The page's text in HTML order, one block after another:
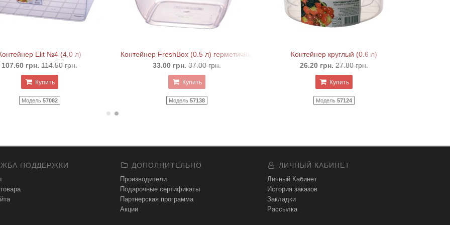
Elit №4 (4,0 л)
107.60 грн. 114.50 грн.
Купить
Модель 57082
Контейнер FreshBox (0.5 л) герметичный квадратный
33.00 грн. 37.00 грн.
Купить
Модель 57138
Контейнер круглый (0.6 л)
26.20 грн. 27.80 грн.
Купить
Модель 57124
ПОДДЕРЖКИ ДОПОЛНИТЕЛЬНО
Производители
Подарочные сертификаты
Партнерская программа
Акции
ЛИЧНЫЙ КАБИНЕТ
Личный Кабинет
История заказов
Закладки
Рассылка